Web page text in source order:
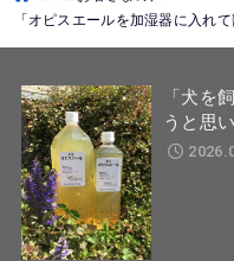
「オピスエールを加湿器に入れ
「犬を
うと思